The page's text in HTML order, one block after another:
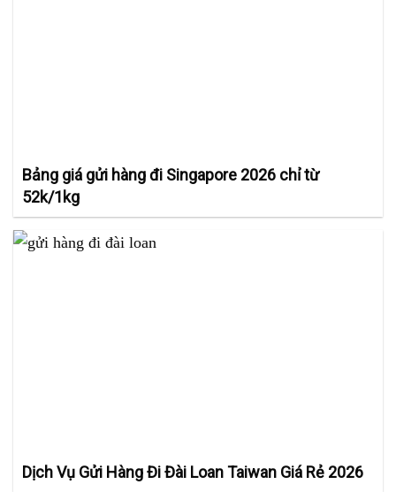
Bảng giá gửi hàng đi Singapore 2026 chỉ từ
52k/1kg
Dịch Vụ Gửi Hàng Đi Đài Loan Taiwan Giá Rẻ 2026